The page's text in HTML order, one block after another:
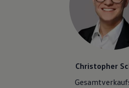
Christopher